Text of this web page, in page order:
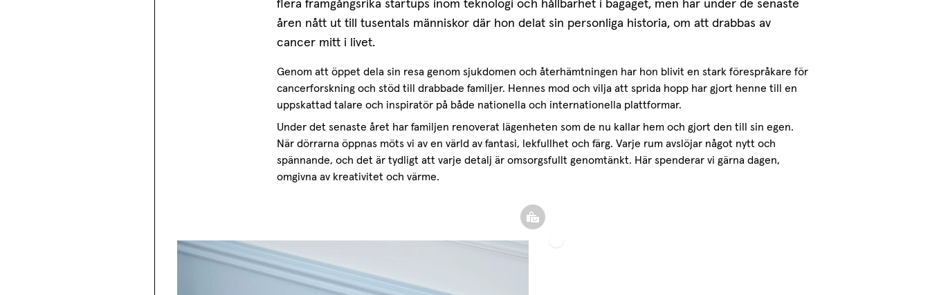
flera framgångsrika startups inom teknologi och hållbarhet i bagaget, men har under de senaste
åren nått ut till tusentals människor där hon delat sin personliga historia, om att drabbas av
cancer mitt i livet.
Genom att öppet dela sin resa genom sjukdomen och återhämtningen har hon blivit en stark förespråkare för
cancerforskning och stöd till drabbade familjer. Hennes mod och vilja att sprida hopp har gjort henne till en
uppskattad talare och inspiratör på både nationella och internationella plattformar.
Under det senaste året har familjen renoverat lägenheten som de nu kallar hem och gjort den till sin egen.
När dörrarna öppnas möts vi av en värld av fantasi, lekfullhet och färg. Varje rum avslöjar något nytt och
spännande, och det är tydligt att varje detalj är omsorgsfullt genomtänkt. Här spenderar vi gärna dagen,
omgivna av kreativitet och värme.